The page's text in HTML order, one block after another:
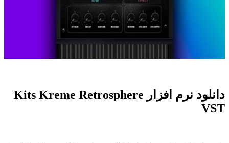
دانلود نرم افزار Kits Kreme Retrosphere
VST